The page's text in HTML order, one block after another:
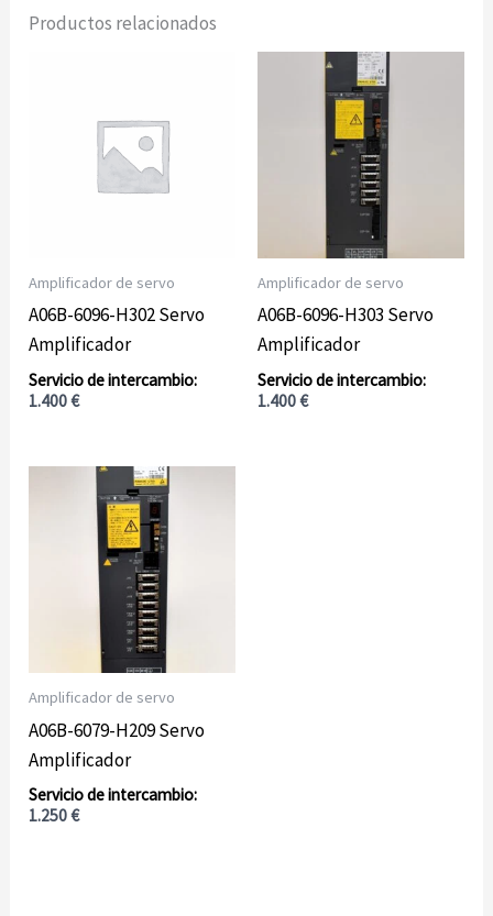
Productos relacionados
Amplificador de servo
A06B-6096-H302 Servo
Amplificador
1.400€
Amplificador de servo
A06B-6096-H303 Servo
Amplificador
1.400€
Amplificador de servo
A06B-6079-H209 Servo
Amplificador
1.250€